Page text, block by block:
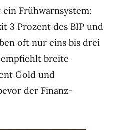
Frühwarnsystem:
3 Prozent des BIP und
oft nur eins bis drei
empfiehlt breite
Gold und
der Finanz-